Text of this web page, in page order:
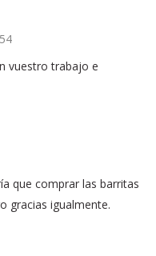
vuestro trabajo e
que comprar las barritas
gracias igualmente.